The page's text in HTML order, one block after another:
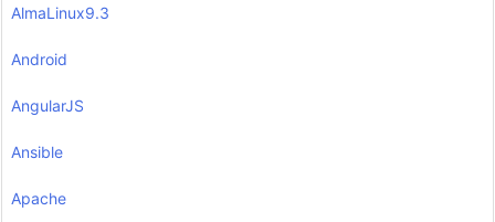
AlmaLinux9.3
Android
AngularJS
Ansible
Apache